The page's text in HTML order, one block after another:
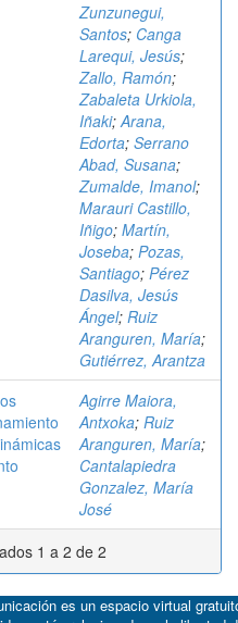
Zunzunegui,
Santos; Canga
Larequi, Jesús;
Zallo, Ramón;
Zabaleta Urkiola,
Iñaki;Arana,
Edorta; Serrano
Abad, Susana;
Zumalde, Imanol;
Marauri Castillo,
Iñigo; Martín,
Joseba; Pozas,
Santiago; Pérez
Dasilva, Jesús
Ángel; Ruiz
Aranguren, María;
Gutiérrez, Arantza
Agirre Maiora,
Antxoka; Ruiz
Aranguren, María;
Cantalapiedra
Gonzalez, María
José
1 a 2 de 2
es un espacio virtual